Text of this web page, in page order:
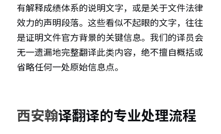
有解释成绩体系的说明文字，或是关于文件法律
效力的声明段落。这些看似不起眼的文字，往往
是证明文件官方背景的关键信息。我们的译员会
无一遗漏地完整翻译此类内容，绝不擅自概括或
省略任何一处原始信息点。
西安翰译翻译的专业处理流程